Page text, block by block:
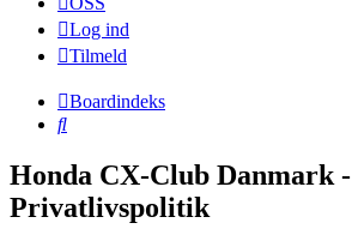
Log ind
Tilmeld
Boardindeks
Søg
Honda CX-Club Danmark -
Privatlivspolitik